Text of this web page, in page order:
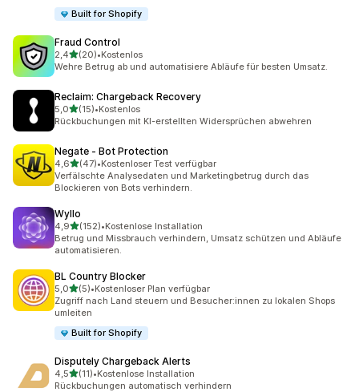
Built for Shopify
Fraud Control
2,4von 5 Sternen
(20)
20 Rezensionen insgesamt
•Kostenlos
Wehre Betrug ab und automatisiere Abläufe für besten Umsatz.
Reclaim: Chargeback Recovery
5,0von 5 Sternen
(15)
15 Rezensionen insgesamt
•Kostenlos
Rückbuchungen mit KI-erstellten Widersprüchen abwehren
Negate ‑ Bot Protection
4,6von 5 Sternen
(47)
47 Rezensionen insgesamt
•Kostenloser Test verfügbar
Verfälschte Analysedaten und Marketingbetrug durch das
Blockieren von Bots verhindern.
Wyllo
4,9von 5 Sternen
(152)
152 Rezensionen insgesamt
•Kostenlose Installation
Betrug und Missbrauch verhindern, Umsatz schützen und Abläufe
automatisieren.
BL Country Blocker
5,0von 5 Sternen
(5)
5 Rezensionen insgesamt
•Kostenloser Plan verfügbar
Zugriff nach Land steuern und Besucher:innen zu lokalen Shops
umleiten
Built for Shopify
Disputely Chargeback Alerts
4,5von 5 Sternen
(11)
11 Rezensionen insgesamt
•Kostenlose Installation
Rückbuchungen automatisch verhindern